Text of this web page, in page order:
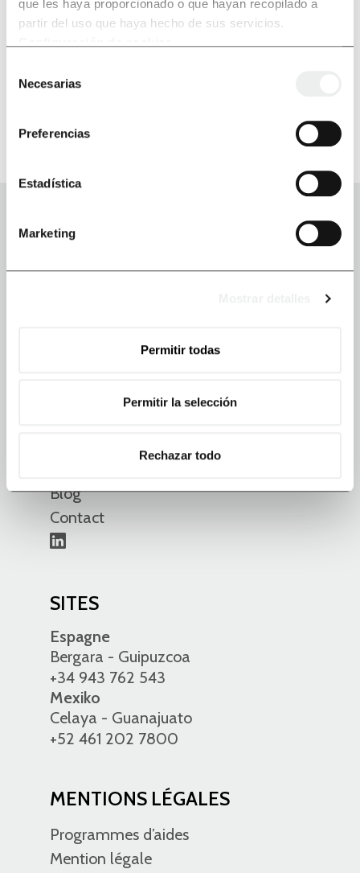
que les haya proporcionado o que hayan recopilado a
partir del uso que haya hecho de sus servicios.
Necesarias
Preferencias
Estadística
Marketing
Permitir todas
Permitir la selección
Rechazar todo
Nous sommes Ecenarro
Blog
Contact
SITES
Espagne
Bergara - Guipuzcoa
+34 943 762 543
Mexiko
Celaya - Guanajuato
+52 461 202 7800
MENTIONS LÉGALES
Programmes d’aides
Mention légale